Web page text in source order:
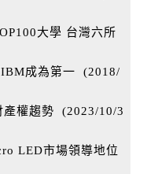
大學 台灣六所
成為第一 (2018/
產權趨勢 (2023/10/3
LED市場領導地位